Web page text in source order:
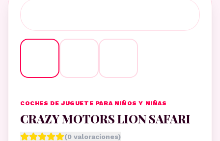
COCHES DE JUGUETE PARA NIÑOS Y NIÑAS
CRAZY MOTORS LION SAFARI
(0 valoraciones)